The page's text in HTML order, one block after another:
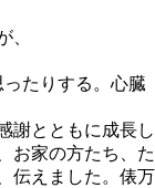
、
たりする。心臓
謝とともに成長し
お家の方たち、た
伝えました。俵万